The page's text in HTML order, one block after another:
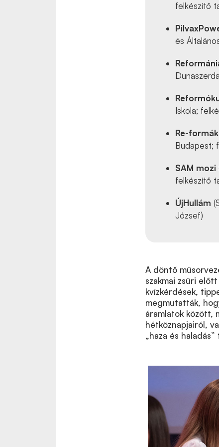
felkészítő
és
Iskola;
Re-formák
Budapest;
SAM mozi
felkészítő
ÚjHullám
József)
A döntő
szakmai zsűri
kvízkérdések,
megmutatták,
áramlatok között,
hétköznapjairól,
„haza és